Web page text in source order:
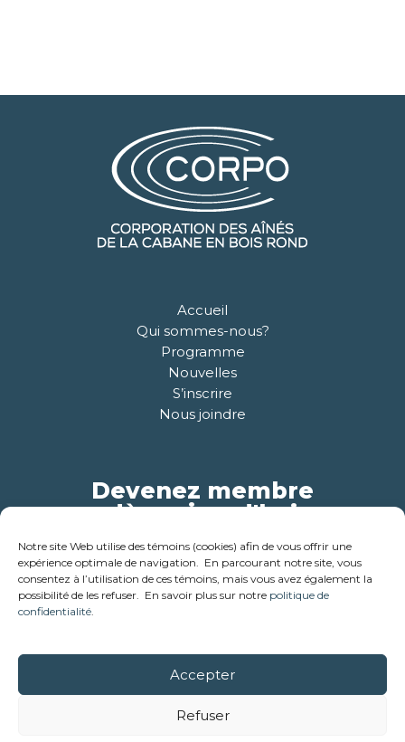
Notre site Web utilise des témoins (cookies) afin de vous offrir une
expérience optimale de navigation. En parcourant notre site, vous
consentez à l’utilisation de ces témoins, mais vous avez également la
possibilité de les refuser. En savoir plus sur notre politique de
confidentialité.
Accepter
Refuser
Accueil
Qui sommes-nous?
Programme
Nouvelles
S’inscrire
Nous joindre
Devenez membre
dès aujourd'hui
Pour plus d'informations
© 2018-2026 - Corporation des ainés de la cabane en bois
rond . Tous droits réservés